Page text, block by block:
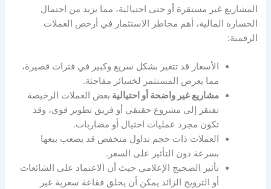
المشاريع غير مستقرة أو حتى احتيالية، مما يزيد من احتمال
الخسارة المالية، أهم مخاطر الاستثمار في أرخص العملات
الرقمية:
الأسعار قد تتغير بشكل سريع وكبير في فترات قصيرة،
مما يعرض المستثمر لخسائر مفاجئة.
مشاريع غير واضحة أو احتياليةبعض العملات الرخيصة
تفتقر إلى مشروع حقيقي أو فريق تطوير قوي، وقد
تكون مجرد عمليات احتيال أو مضاربات.
العملات ذات حجم تداول منخفض قد يصعب بيعها
بسرعة دون التأثير على السعر.
تأثير الضجيج الإعلامي حيث أن الاعتماد على الشائعات
أو الترويج الزائد يمكن أن يخلق فقاعة سعرية غير